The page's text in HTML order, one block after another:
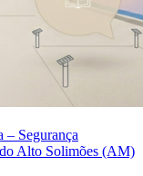
– Segurança
Alto Solimões (AM)